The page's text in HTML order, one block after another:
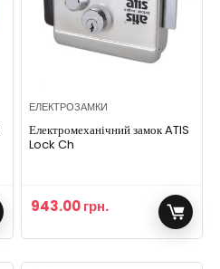
ЕЛЕКТРОЗАМКИ
Електромеханічний замок ATIS
Lock Ch
943.00грн.